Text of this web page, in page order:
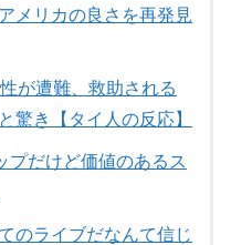
メリカの良さを再発見
が遭難、救助される
驚き【タイ人の反応】
プだけど価値のあるス
のライブだなんて信じ